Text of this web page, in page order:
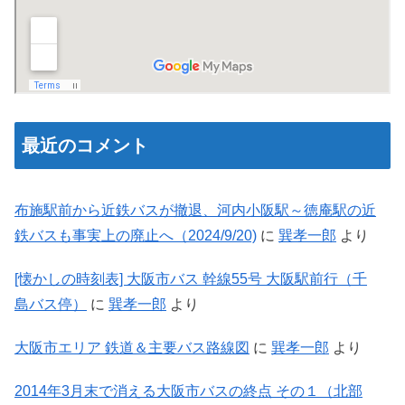
最近のコメント
布施駅前から近鉄バスが撤退、河内小阪駅～徳庵駅の近
鉄バスも事実上の廃止へ（2024/9/20) に 巽孝一郎 より
[懐かしの時刻表] 大阪市バス 幹線55号 大阪駅前行（千
島バス停）
に 巽孝一郎 より
大阪市エリア 鉄道＆主要バス路線図 に 巽孝一郎 より
2014年3月末で消える大阪市バスの終点 その１（北部